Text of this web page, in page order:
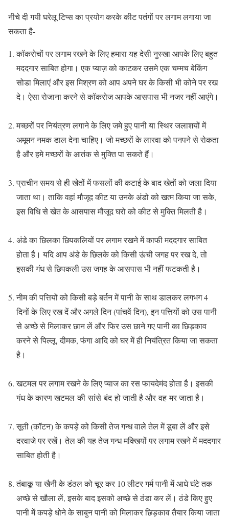
नीचे दी गयी घरेलू टिप्स का प्रयोग करके कीट पतंगों पर लगाम लगाया जा
सकता है-
कॉकरोचों पर लगाम रखने के लिए हमारा यह देसी नुस्खा आपके लिए बहुत
मददगार साबित होगा। एक प्याज़ को काटकर उसमे एक चम्मच बेकिंग
सोडा मिलाएं और इस मिश्रण को आप अपने घर के किसी भी कोने पर रख
दे। ऐसा रोजाना करने से कॉकरोज आपके आसपास भी नजर नहीं आएंगे।
मच्छरों पर नियंत्रण लगाने के लिए जमे हुए पानी या स्थिर जलाशयों में
अमूमन नमक डाल देना चाहिए। जो मच्छरों के लारवा को पनपने से रोकता
है और हमे मच्छरों के आतंक से मुक्ति पा सकते हैं।
प्राचीन समय से ही खेतों में फसलों की कटाई के बाद खेतों को जला दिया
जाता था। ताकि वहां मौजूद कीट या उनके अंडो को खत्म किया जा सके,
इस विधि से खेत के आसपास मौजूद घरो को कीट से मुक्ति मिलती है।
अंडे का छिलका छिपकलियों पर लगाम रखने में काफी मददगार साबित
होता है। यदि आप अंडे के छिलके को किसी ऊंची जगह पर रख दे, तो
इसकी गंध से छिपकली उस जगह के आसपास भी नहीं फटकती है।
नीम की पत्तियों को किसी बड़े बर्तन में पानी के साथ डालकर लगभग 4
दिनों के लिए रख दें और अगले दिन (पांचवें दिन), इन पत्तियों को उस पानी
से अच्छे से मिलाकर छान लें और फिर उस छाने गए पानी का छिड़काव
करने से पिल्लू, दीमक, फंगा आदि को घर में ही नियंत्रित किया जा सकता
है।
खटमल पर लगाम रखने के लिए प्याज का रस फायदेमंद होता है। इसकी
गंध के कारण खटमल की सांसे बंद हो जाती है और वह मर जाता है।
सूती (कॉटन) के कपड़े को किसी तेज गन्ध वाले तेल में डूबा लें और इसे
दरवाजे पर रखें। तेल की यह तेज गन्ध मक्खियों पर लगाम रखने में मददगार
साबित होती है।
तंबाकू या खैनी के डंठल को चूर कर 10 लीटर गर्म पानी में आधे घंटे तक
अच्छे से खौला लें, इसके बाद इसको अच्छे से ठंडा कर लें। ठंडे किए हुए
पानी में कपड़े धोने के साबुन पानी को मिलाकर छिड़काव तैयार किया जाता